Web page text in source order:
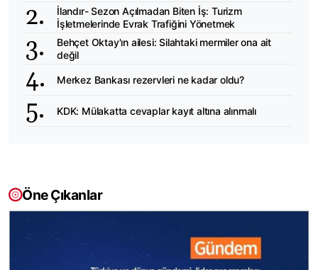
İlandır- Sezon Açılmadan Biten İş: Turizm
İşletmelerinde Evrak Trafiğini Yönetmek
Behçet Oktay'ın ailesi: Silahtaki mermiler ona ait
değil
Merkez Bankası rezervleri ne kadar oldu?
KDK: Mülakatta cevaplar kayıt altına alınmalı
Öne Çıkanlar